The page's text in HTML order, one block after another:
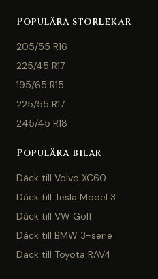
Populära storlekar
205/55 R16
225/45 R17
195/65 R15
225/55 R17
245/45 R18
Populära bilar
Däck till Volvo XC60
Däck till Tesla Model 3
Däck till VW Golf
Däck till BMW 3-serie
Däck till Toyota RAV4